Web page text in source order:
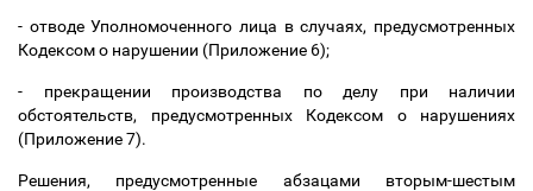
- отводе Уполномоченного лица в случаях, предусмотренных
Кодексом о нарушении (Приложение 6);
- прекращении производства по делу при наличии
обстоятельств, предусмотренных Кодексом о нарушениях
(Приложение 7).
Решения, предусмотренные абзацами вторым-шестым